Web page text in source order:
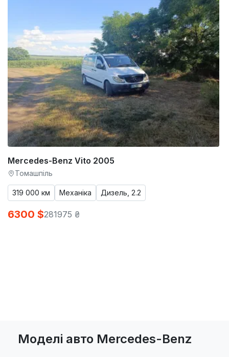
Mercedes-Benz Vito 2005
Томашпіль
319 000 км Механіка Дизель, 2.2
6300 $281975 ₴
Моделі авто Mercedes-Benz